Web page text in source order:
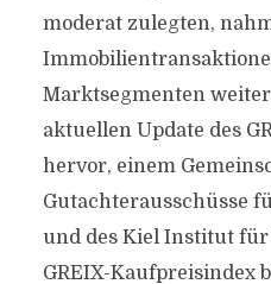
moderat zulegten,
Marktsegmenten
aktuellen Update des
hervor, einem
Gutachterausschüsse
und des Kiel Institut
GREIX-Kaufpreisindex